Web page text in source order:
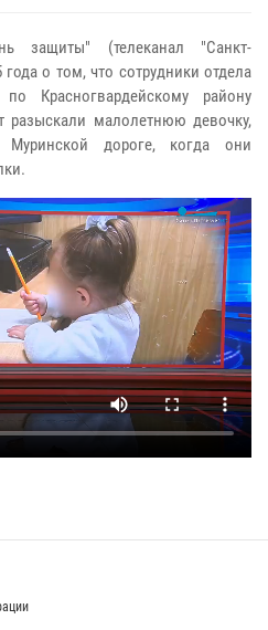
защиты" (телеканал "Санкт-
года о том, что сотрудники отдела
Красногвардейскому району
разыскали малолетнюю девочку,
дороге, когда они